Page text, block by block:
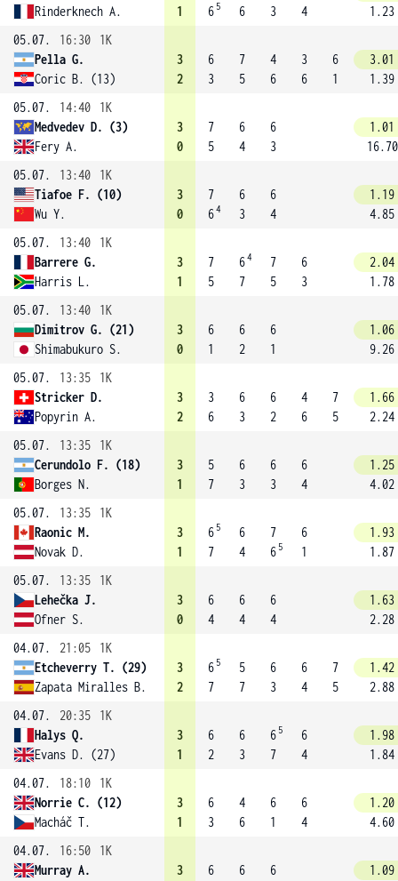
Rinderknech A.
1
6 5
6
3
4
1.23
05.07.
16:30
1K
Pella G.
Coric B. (13)
3
2
6
3
7
5
4
6
3
6
6
1
3.01
1.39
05.07.
14:40
1K
Medvedev D. (3)
Fery A.
3
0
7
5
6
4
6
3
1.01
16.70
05.07.
13:40
1K
Tiafoe F. (10)
Wu Y.
3
0
7
64
6
3
6
4
1.19
4.85
05.07.
13:40
1K
Barrere G.
Harris L.
3
1
7
5
64
7
7
5
6
3
2.04
1.78
05.07.
13:40
1K
Dimitrov G. (21)
Shimabukuro S.
3
0
6
1
6
2
6
1
1.06
9.26
05.07.
13:35
1K
Stricker D.
Popyrin A.
3
2
3
6
6
3
6
2
4
6
7
5
1.66
2.24
05.07.
13:35
1K
Cerundolo F. (18)
Borges N.
3
1
5
7
6
3
6
3
6
4
1.25
4.02
05.07.
13:35
1K
Raonic M.
Novak D.
3
1
6 5
7
6
4
7
6 5
6
1
1.93
1.87
05.07.
13:35
1K
Lehečka J.
Ofner S.
3
0
6
4
6
4
6
4
1.63
2.28
04.07.
21:05
1K
Etcheverry T. (29)
Zapata Miralles B.
3
2
6 5
7
5
7
6
3
6
4
7
5
1.42
2.88
04.07.
20:35
1K
Halys Q.
Evans D. (27)
3
1
6
2
6
3
6 5
7
6
4
1.98
1.84
04.07.
18:10
1K
Norrie C. (12)
Macháč T.
3
1
6
3
4
6
6
1
6
4
1.20
4.60
04.07.
16:50
1K
Murray A.
3
6
6
6
1.09